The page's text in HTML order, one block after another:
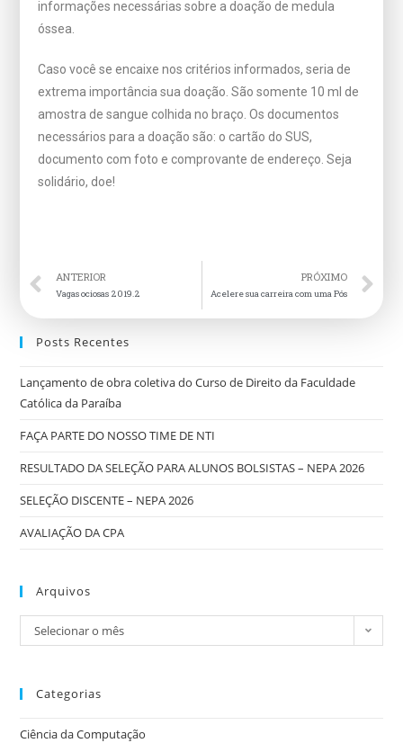
informações necessárias sobre a doação de medula
óssea.
Caso você se encaixe nos critérios informados, seria de
extrema importância sua doação. São somente 10 ml de
amostra de sangue colhida no braço. Os documentos
necessários para a doação são: o cartão do SUS,
documento com foto e comprovante de endereço. Seja
solidário, doe!
ANTERIOR
Vagas ociosas 2019.2
PRÓXIMO
Acelere sua carreira com uma Pós
Posts Recentes
Lançamento de obra coletiva do Curso de Direito da Faculdade
Católica da Paraíba
FAÇA PARTE DO NOSSO TIME DE NTI
RESULTADO DA SELEÇÃO PARA ALUNOS BOLSISTAS – NEPA 2026
SELEÇÃO DISCENTE – NEPA 2026
AVALIAÇÃO DA CPA
Arquivos
Selecionar o mês
Categorias
Ciência da Computação